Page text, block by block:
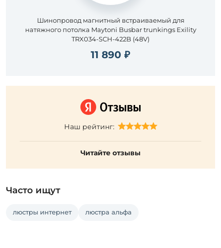
Шинопровод магнитный встраиваемый для
натяжного потолка Maytoni Busbar trunkings Exility
TRX034-SCH-422B (48V)
11 890 ₽
Наш рейтинг:
Читайте отзывы
Часто ищут
люстры интернет люстра альфа